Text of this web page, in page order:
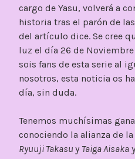
cargo de Yasu, volverá a
historia tras el parón de
del artículo dice. Se cree
luz el día 26 de
sois fans de esta serie al
nosotros, esta noticia os
día, sin duda.
Tenemos muchísimas
conociendo la alianza de
Ryuuji Takasu y Taiga Aisaka